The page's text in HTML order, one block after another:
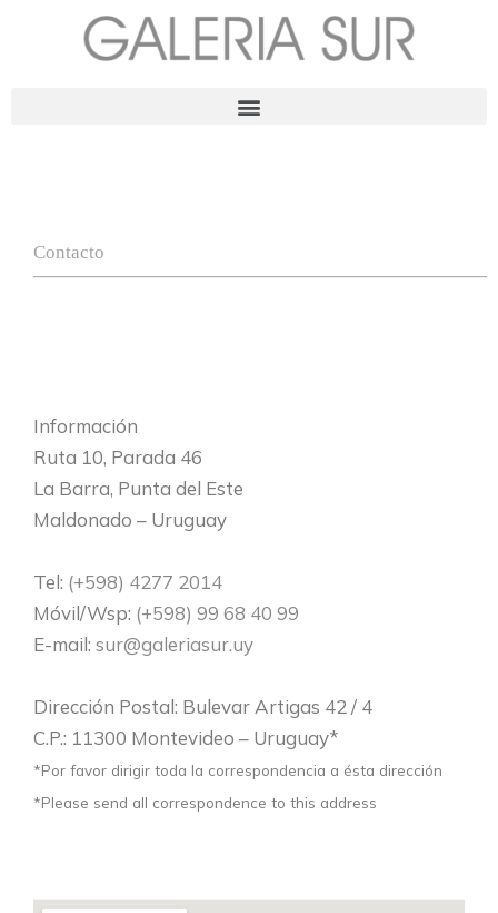
Menu
Contacto
Información
Ruta 10, Parada 46
La Barra, Punta del Este
Maldonado – Uruguay
Tel: (+598) 4277 2014
Móvil/Wsp: (+598) 99 68 40 99
E-mail: sur@galeriasur.uy
Dirección Postal: Bulevar Artigas 42 / 4
C.P.: 11300 Montevideo – Uruguay*
*Por favor dirigir toda la correspondencia a ésta dirección
*Please send all correspondence to this address